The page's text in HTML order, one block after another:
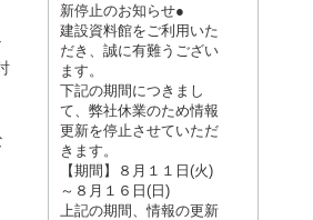
新停止のお知らせ●
建設資料館をご利用いた
だき、誠に有難うござい
ます。
下記の期間につきまし
て、弊社休業のため情報
更新を停止させていただ
きます。
【期間】８月１１日(火)
～８月１６日(日)
上記の期間、情報の更新